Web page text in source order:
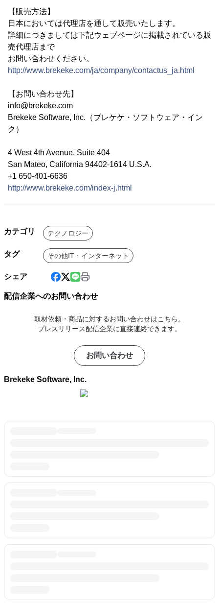
【販売方法】
日本においては代理店を通して販売いたします。
詳細につきましては下記ウェブページに掲載されている販
売代理店まで
お問い合わせください。
http://www.brekeke.com/ja/company/contactus_ja.html
【お問い合わせ先】
info@brekeke.com
Brekeke Software, Inc.（ブレケケ・ソフトウェア・イン
ク）
4 West 4th Avenue, Suite 404
San Mateo, California 94402-1614 U.S.A.
+1 650-401-6636
http://www.brekeke.com/index-j.html
カテゴリ テクノロジー
タグ その他IT・インターネット
シェア
配信企業へのお問い合わせ
取材依頼・商品に対するお問い合わせはこちら。
プレスリリース配信企業に直接連絡できます。
お問い合わせ
Brekeke Software, Inc.